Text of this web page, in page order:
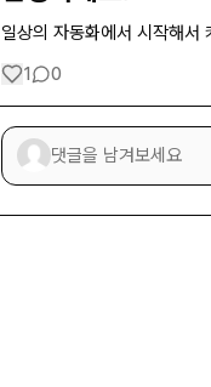
일상의 자동화에서 시작해서
1 0
댓글을 남겨보세요